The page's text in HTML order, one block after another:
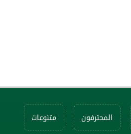
المحترفون متنوعات